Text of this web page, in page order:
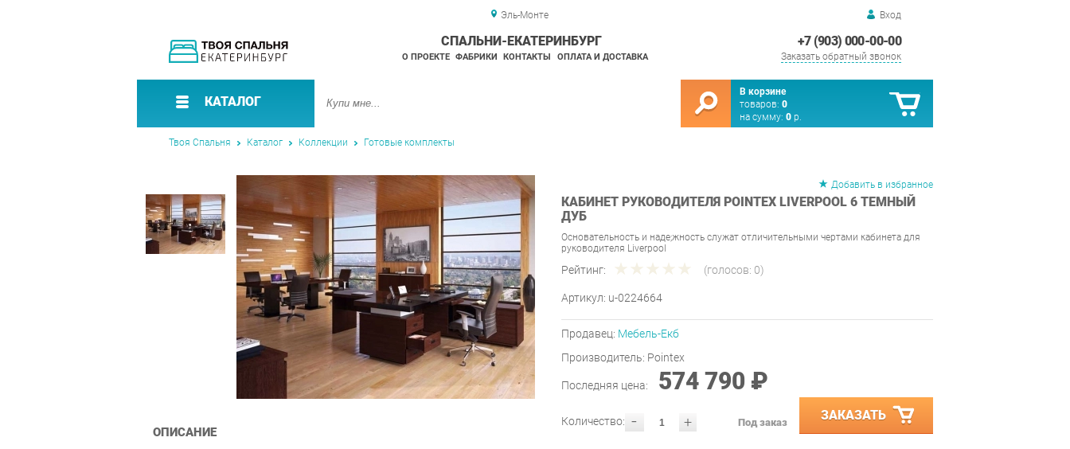
Эль-Монте Вход
+7 (903) 000-00-00
Заказать обратный звонок
СПАЛЬНИ-ЕКАТЕРИНБУРГ
О ПРОЕКТЕ ФАБРИКИ КОНТАКТЫ ОПЛАТА И ДОСТАВКА
КАТАЛОГ
В корзине
товаров: 0
на сумму: 0 р.
Твоя Спальня Каталог Коллекции Готовые комплекты
Добавить в избранное
КАБИНЕТ РУКОВОДИТЕЛЯ POINTEX LIVERPOOL 6 ТЕМНЫЙ
ДУБ
Основательность и надe;жность служат отличительными чертами кабинета для
руководителя Liverpool
Рейтинг: (голосов: 0)
Артикул: u-0224664
Продавец: Мебель-Екб
Производитель: Pointex
Последняя цена: 574 790 ₽
- +
Количество: Под заказ ЗАКАЗАТЬ
ОПИСАНИЕ